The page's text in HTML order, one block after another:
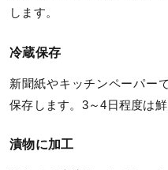
します。
冷蔵保存
新聞紙やキッチンペーパー
保存します。3～4日程度は鮮
漬物に加工